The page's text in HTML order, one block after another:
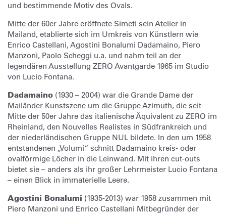
und bestimmende Motiv des Ovals.
Mitte der 60er Jahre eröffnete Simeti sein Atelier in
Mailand, etablierte sich im Umkreis von Künstlern wie
Enrico Castellani, Agostini Bonalumi Dadamaino, Piero
Manzoni, Paolo Scheggi u.a. und nahm teil an der
legendären Ausstellung ZERO Avantgarde 1965 im Studio
von Lucio Fontana.
Dadamaino (1930 – 2004) war die Grande Dame der
Mailänder Kunstszene um die Gruppe Azimuth, die seit
Mitte der 50er Jahre das italienische Äquivalent zu ZERO im
Rheinland, den Nouvelles Realistes in Südfrankreich und
der niederländischen Gruppe NUL bildete. In den um 1958
entstandenen „Volumi“ schnitt Dadamaino kreis- oder
ovalförmige Löcher in die Leinwand. Mit ihren cut-outs
bietet sie – anders als ihr großer Lehrmeister Lucio Fontana
– einen Blick in immaterielle Leere.
Agostini Bonalumi (1935-2013) war 1958 zusammen mit
Piero Manzoni und Enrico Castellani Mitbegründer der